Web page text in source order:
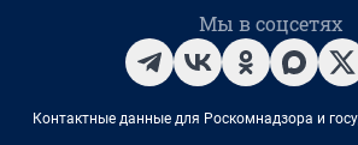
Мы в соцсетях
Контактные данные для Роскомнадзора и